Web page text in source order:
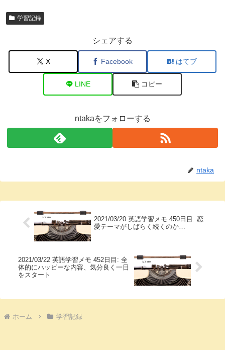
学習記録
シェアする
X Facebook はてブ
LINE コピー
ntakaをフォローする
ntaka
2021/03/20 英語学習メモ 450日目: 恋
愛テーマがしばらく続くのか…
2021/03/22 英語学習メモ 452日目: 全
体的にハッピーな内容、気分良く一日
をスタート
ホーム 学習記録